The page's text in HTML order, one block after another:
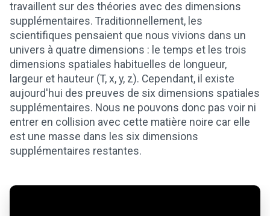
travaillent sur des théories avec des dimensions
supplémentaires. Traditionnellement, les
scientifiques pensaient que nous vivions dans un
univers à quatre dimensions : le temps et les trois
dimensions spatiales habituelles de longueur,
largeur et hauteur (T, x, y, z). Cependant, il existe
aujourd'hui des preuves de six dimensions spatiales
supplémentaires. Nous ne pouvons donc pas voir ni
entrer en collision avec cette matière noire car elle
est une masse dans les six dimensions
supplémentaires restantes.